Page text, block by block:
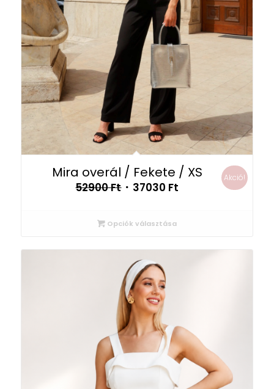
Mira overál / Fekete / XS
52900Ft Original
52900 Ft.
37030 Ft
Akció!
Opciók választása